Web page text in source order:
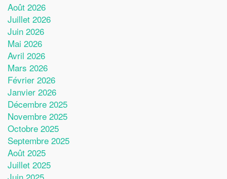
Août 2026
Juillet 2026
Juin 2026
Mai 2026
Avril 2026
Mars 2026
Février 2026
Janvier 2026
Décembre 2025
Novembre 2025
Octobre 2025
Septembre 2025
Août 2025
Juillet 2025